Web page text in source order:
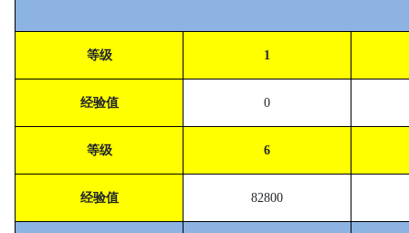
等级 1
经验值 0
等级 6
经验值 82800